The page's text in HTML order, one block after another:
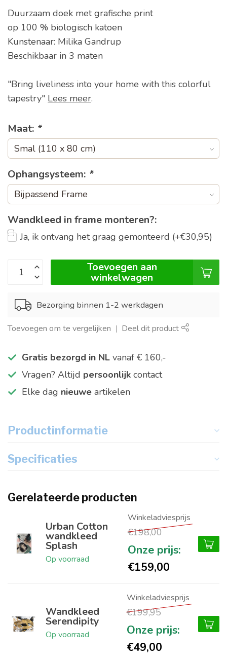
Duurzaam doek met grafische print
op 100 % biologisch katoen
Kunstenaar: Milika Gandrup
Beschikbaar in 3 maten
"Bring liveliness into your home with this colorful
tapestry" Lees meer.
Maat: *
Ophangsysteem: *
Wandkleed in frame monteren?:
Ja, ik ontvang het graag gemonteerd (+€30,95)
Toevoegen aan
winkelwagen
Bezorging binnen 1-2 werkdagen
Toevoegen om te vergelijken Deel dit product
Gratis bezorgd in NL vanaf € 160,-
Vragen? Altijd persoonlijk contact
Elke dag nieuwe artikelen
Productinformatie
Specificaties
Gerelateerde producten
Urban Cotton
wandkleed
Splash
Op voorraad
€198,00
€159,00
Wandkleed
Serendipity
Op voorraad
€199,95
€49,00